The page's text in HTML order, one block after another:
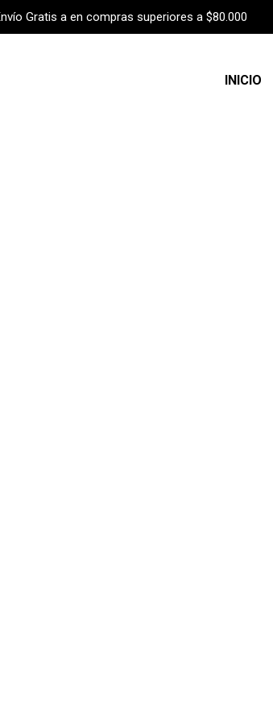
Gratis a en compras superiores a $80.000
INICIO